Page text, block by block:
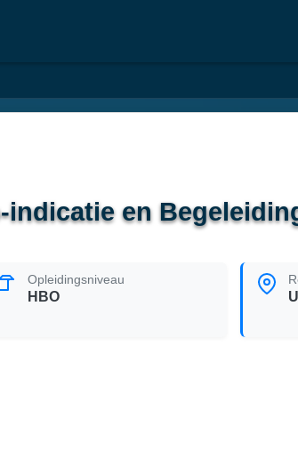
indicatie en
Opleidingsniveau
HBO